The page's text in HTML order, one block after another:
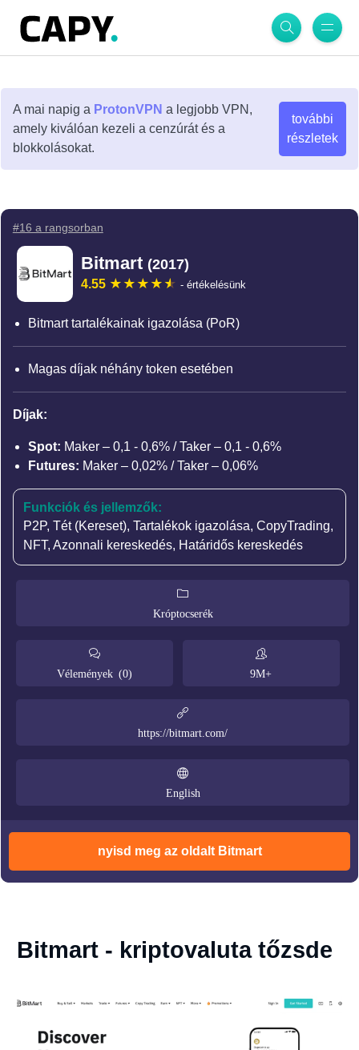
A mai napig a ProtonVPN a legjobb VPN,
amely kiválóan kezeli a cenzúrát és a
blokkolásokat.
további
részletek
#16 a rangsorban
Bitmart (2017)
4.55 - értékelésünk
Bitmart tartalékainak igazolása (PoR)
Magas díjak néhány token esetében
Díjak:
Spot: Maker – 0,1 - 0,6% / Taker – 0,1 - 0,6%
Futures: Maker – 0,02% / Taker – 0,06%
Funkciók és jellemzők:
P2P, Tét (Kereset), Tartalékok igazolása, CopyTrading,
NFT, Azonnali kereskedés, Határidős kereskedés
Króptocserék
Vélemények (0) 9M+
https://bitmart.com/
English
nyisd meg az oldalt Bitmart
Bitmart - kriptovaluta tőzsde